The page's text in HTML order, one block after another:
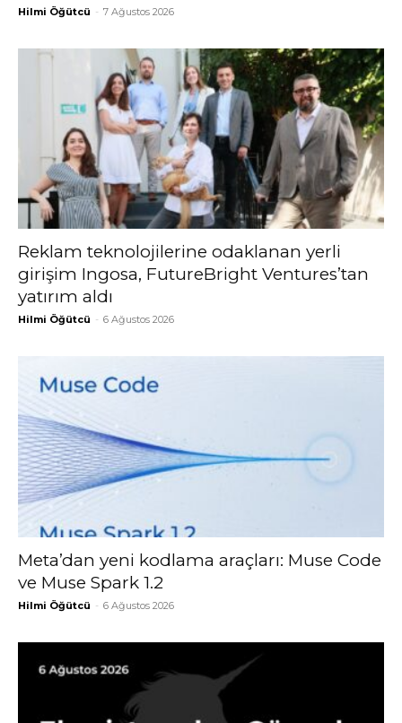
Hilmi Öğütcü - 7 Ağustos 2026
Reklam teknolojilerine odaklanan yerli
girişim Ingosa, FutureBright Ventures’tan
yatırım aldı
Hilmi Öğütcü - 6 Ağustos 2026
Meta’dan yeni kodlama araçları: Muse Code
ve Muse Spark 1.2
Hilmi Öğütcü - 6 Ağustos 2026